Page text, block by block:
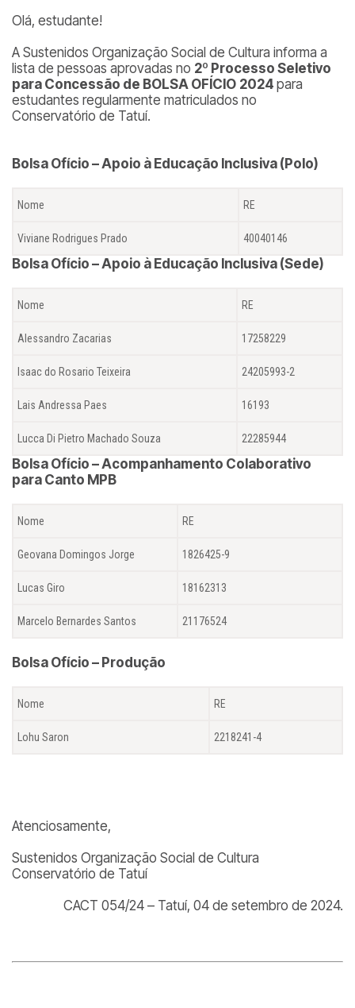
Olá, estudante!
A Sustenidos Organização Social de Cultura informa a
lista de pessoas aprovadas no 2º Processo Seletivo
para Concessão de BOLSA OFÍCIO 2024 para
estudantes regularmente matriculados no
Conservatório de Tatuí.
Bolsa Ofício – Apoio à Educação Inclusiva (Polo)
Nome RE
Viviane Rodrigues Prado 40040146
Bolsa Ofício – Apoio à Educação Inclusiva (Sede)
Nome RE
Alessandro Zacarias 17258229
Isaac do Rosario Teixeira 24205993-2
Lais Andressa Paes 16193
Lucca Di Pietro Machado Souza 22285944
Bolsa Ofício – Acompanhamento Colaborativo
para Canto MPB
Nome RE
Geovana Domingos Jorge 1826425-9
Lucas Giro 18162313
Marcelo Bernardes Santos 21176524
Bolsa Ofício – Produção
Nome RE
Lohu Saron 2218241-4
Atenciosamente,
Sustenidos Organização Social de Cultura
Conservatório de Tatuí
CACT 054/24 – Tatuí, 04 de setembro de 2024.